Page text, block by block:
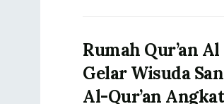
Rumah Qur’an
Gelar Wisuda
Al-Qur’an